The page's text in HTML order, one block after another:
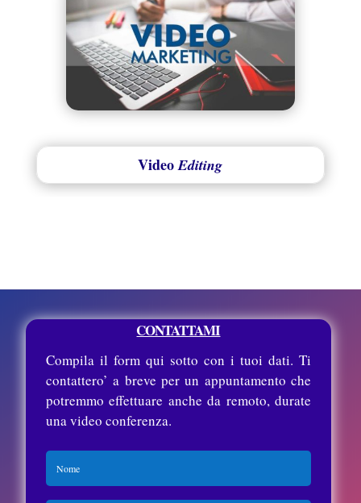
VideoEditing
CONTATTAMI
Compila il form qui sotto con i tuoi dati. Ti
contattero’ a breve per un appuntamento che
potremmo effettuare anche da remoto, durate
una video conferenza.